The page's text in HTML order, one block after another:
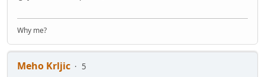
Why me?
Meho Krljic
5